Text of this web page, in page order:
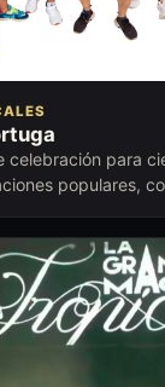
celebración para
populares,